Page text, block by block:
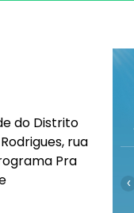
do Distrito
rua
Pra
‹